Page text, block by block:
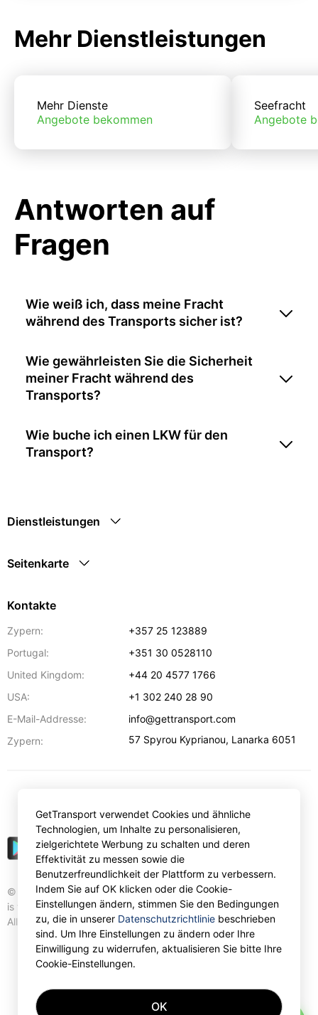
Mehr Dienstleistungen
Mehr Dienste
Angebote bekommen
Seefracht
Angebote
Antworten auf
Fragen
Wie weiß ich, dass meine Fracht
während des Transports sicher ist?
Wie gewährleisten Sie die Sicherheit
meiner Fracht während des
Transports?
Wie buche ich einen LKW für den
Transport?
Dienstleistungen
Seitenkarte
Kontakte
Zypern:
+357 25 123889
Portugal:
+351 30 0528110
United Kingdom:
+44 20 4577 1766
USA:
+1 302 240 28 90
E-Mail-Addresse:
info@gettransport.com
Zypern:
57 Spyrou Kyprianou, Lanarka 6051
© Gettransport International Limited. GetTransport®
is trademark of Gettransport International Limited.
All rights reserved.
GetTransport verwendet Cookies und ähnliche
Technologien, um Inhalte zu personalisieren,
zielgerichtete Werbung zu schalten und deren
Effektivität zu messen sowie die
Benutzerfreundlichkeit der Plattform zu verbessern.
Indem Sie auf OK klicken oder die Cookie-
Einstellungen ändern, stimmen Sie den Bedingungen
zu, die in unserer Datenschutzrichtlinie beschrieben
sind. Um Ihre Einstellungen zu ändern oder Ihre
Einwilligung zu widerrufen, aktualisieren Sie bitte Ihre
Cookie-Einstellungen.
OK